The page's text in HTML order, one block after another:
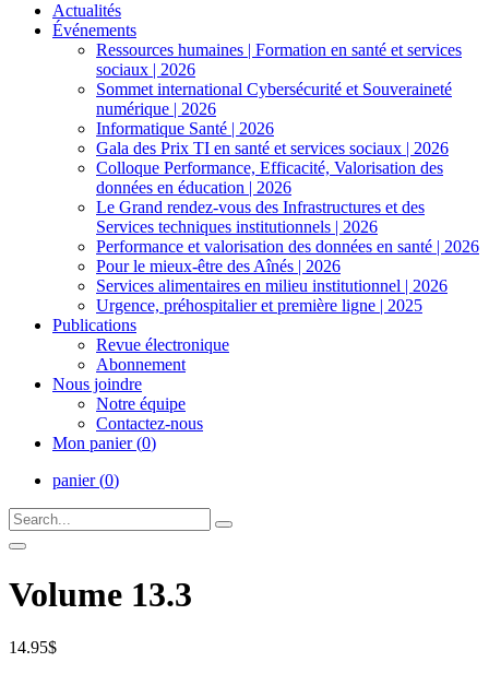
Actualités
Événements
Ressources humaines | Formation en santé et services
sociaux | 2026
Sommet international Cybersécurité et Souveraineté
numérique | 2026
Informatique Santé | 2026
Gala des Prix TI en santé et services sociaux | 2026
Colloque Performance, Efficacité, Valorisation des
données en éducation | 2026
Le Grand rendez-vous des Infrastructures et des
Services techniques institutionnels | 2026
Performance et valorisation des données en santé | 2026
Pour le mieux-être des Aînés | 2026
Services alimentaires en milieu institutionnel | 2026
Urgence, préhospitalier et première ligne | 2025
Publications
Revue électronique
Abonnement
Nous joindre
Notre équipe
Contactez-nous
Mon panier (0)
panier (0)
Volume 13.3
14.95$